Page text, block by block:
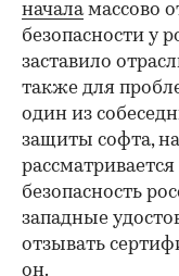
началамассово
безопасности у
заставило
также для
один из
защиты софта,
безопасность
западные
отзывать
он.